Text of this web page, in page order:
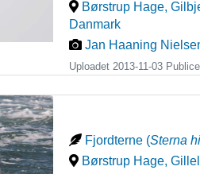
Børstrup Hage,
Danmark
Jan Haaning
Uploadet 2013-11-03
Fjordterne (Sterna
Børstrup Hage,